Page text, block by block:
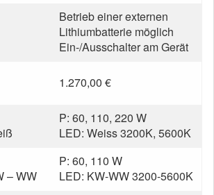
Betrieb einer externen
Lithiumbatterie möglich
Ein-/Ausschalter am Gerät
1.270,00 €
P: 60, 110, 220 W
LED: Weiss 3200K, 5600K
– WW
P: 60, 110 W
LED: KW-WW 3200-5600K